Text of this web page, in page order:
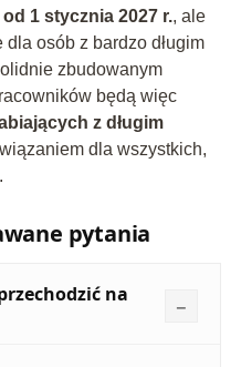
1 stycznia 2027 r., ale
dla osób z bardzo długim
zbudowanym
będą więc
z długim
dla wszystkich,
pytania
na